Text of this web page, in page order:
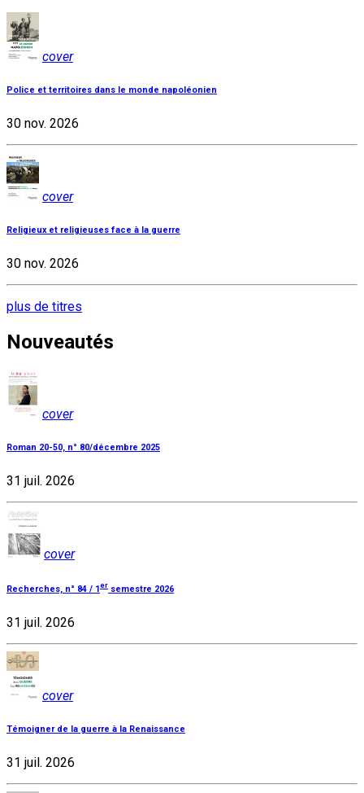
cover
Police et territoires dans le monde napoléonien
30 nov. 2026
cover
Religieux et religieuses face à la guerre
30 nov. 2026
plus de titres
Nouveautés
cover
Roman 20-50, n° 80/décembre 2025
31 juil. 2026
cover
Recherches, n° 84 / 1 er semestre 2026
31 juil. 2026
cover
Témoigner de la guerre à la Renaissance
31 juil. 2026